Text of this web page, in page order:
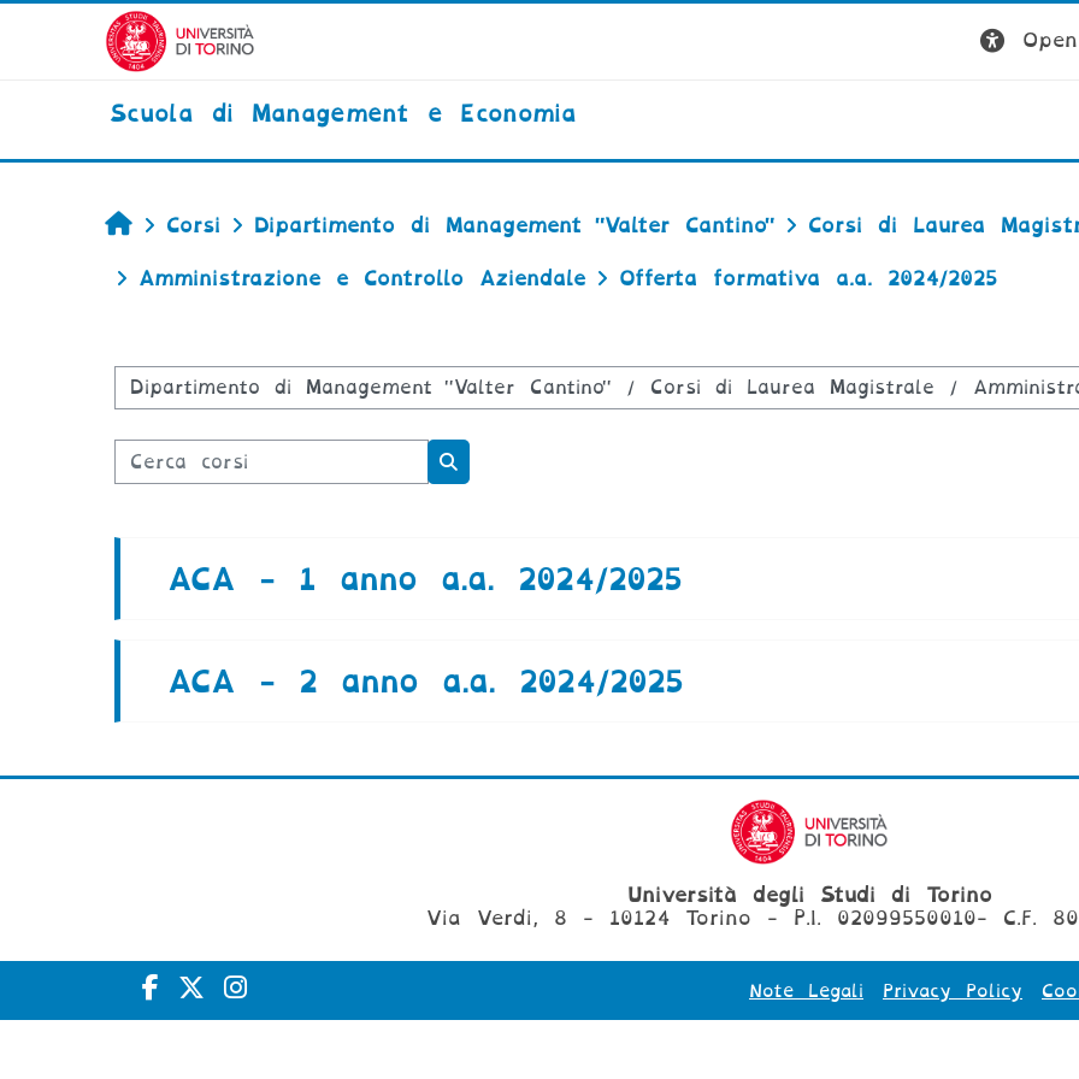
Vai al contenuto principale
Scuola di Management e Economia
Home
Corsi Dipartimento di Management "Valter Cantino" Corsi di Laurea
Amministrazione e Controllo Aziendale Offerta formativa a.a. 2024/2025
Categorie di corso
Cerca corsi
Cerca corsi
ACA - 1 anno a.a. 2024/2025
ACA - 2 anno a.a. 2024/2025
Università degli Studi di Torino
Via Verdi, 8 - 10124 Torino - P.I. 02099550010- C.F.
Note Legali Privacy Policy